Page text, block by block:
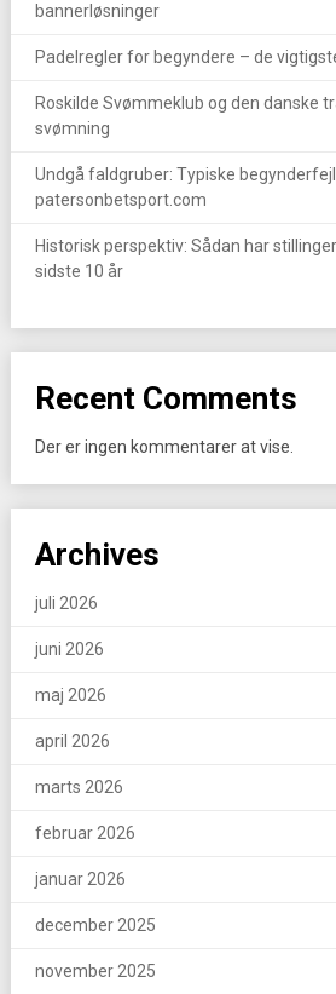
bannerløsninger
Padelregler for begyndere – de
Roskilde Svømmeklub og den danske
svømning
Undgå faldgruber: Typiske
patersonbetsport.com
Historisk perspektiv: Sådan har
sidste 10 år
Recent Comments
Der er ingen kommentarer at vise.
Archives
juli 2026
juni 2026
maj 2026
april 2026
marts 2026
februar 2026
januar 2026
december 2025
november 2025